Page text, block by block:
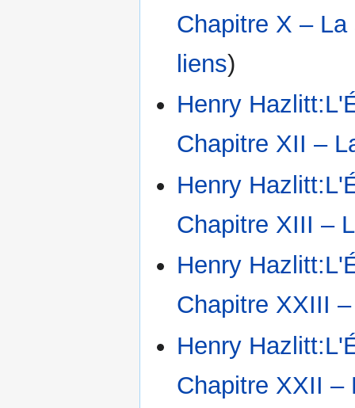
Chapitre X –
liens)
Henry
Chapitre XII –
Henry
Chapitre XIII –
Henry
Chapitre XXIII
Henry
Chapitre XXII –